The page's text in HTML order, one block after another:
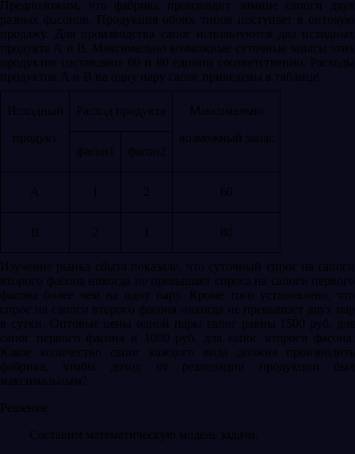
Предположим, что фабрика производит зимние сапоги двух
разных фасонов. Продукция обоих типов поступает в оптовую
продажу. Для производства сапог используются два исходных
продукта А и В. Максимально возможные суточные запасы этих
продуктов составляют 60 и 80 единиц соответственно. Расходы
продуктов А и В на одну пару сапог приведены в таблице.
Исходный
продукт
Расход продукта
Максимально
возможный запас
фасон1
фасон2
А 1 2 60
В 2 1 80
Изучение рынка сбыта показало, что суточный спрос на сапоги
второго фасона никогда не превышает спроса на сапоги первого
фасона более чем на одну пару. Кроме того установлено, что
спрос на сапоги второго фасона никогда не превышает двух пар
в сутки. Оптовые цены одной пары сапог равны 1500 руб. для
сапог первого фасона и 1000 руб. для сапог второго фасона.
Какое количество сапог каждого вида должна производить
фабрика, чтобы доход от реализации продукции был
максимальным?
Решение
·
Составим математическую модель задачи.